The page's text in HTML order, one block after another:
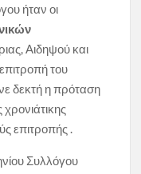
ήταν οι
Αιδηψού και
του
δεκτή η πρόταση
επιτροπής .
Συλλόγου